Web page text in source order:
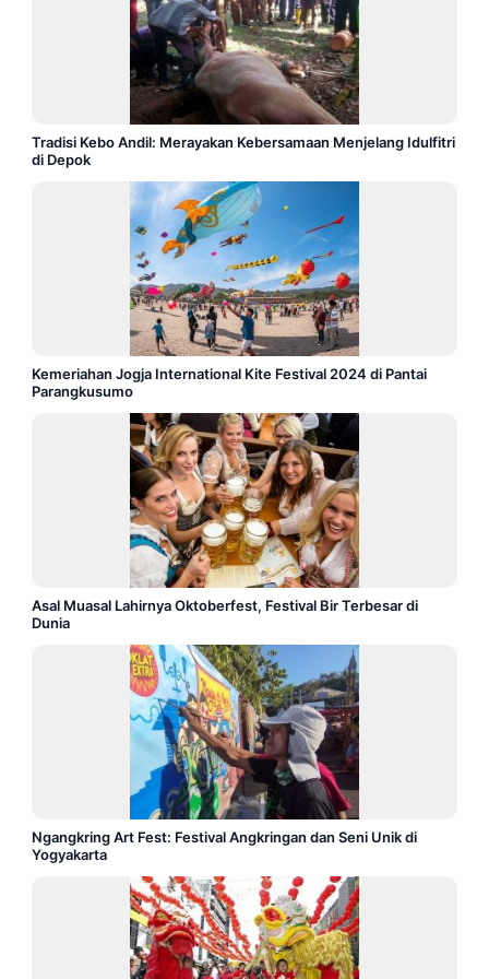
Tradisi Kebo Andil: Merayakan Kebersamaan Menjelang Idulfitri
di Depok
Kemeriahan Jogja International Kite Festival 2024 di Pantai
Parangkusumo
Asal Muasal Lahirnya Oktoberfest, Festival Bir Terbesar di
Dunia
Ngangkring Art Fest: Festival Angkringan dan Seni Unik di
Yogyakarta